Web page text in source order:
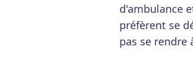
d'ambulance
préfèrent se
pas se